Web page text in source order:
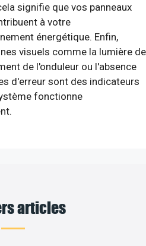
signifie que vos panneaux
à votre
énergétique. Enfin,
visuels comme la lumière de
de l'onduleur ou l'absence
d'erreur sont des indicateurs
fonctionne
articles